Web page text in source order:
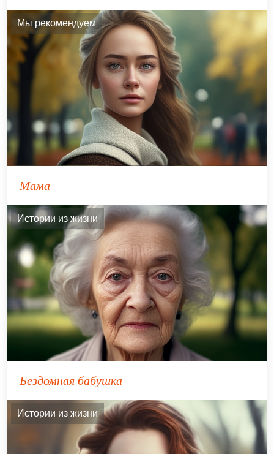
Мы рекомендуем
Мама
Истории из жизни
Бездомная бабушка
Истории из жизни